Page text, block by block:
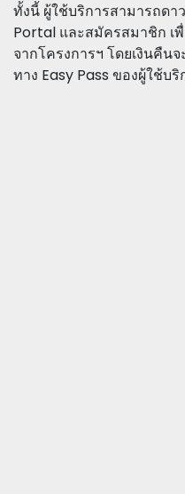
ทั้งนี้ ผู้ใช้บริการสามารถดา
Portal และสมัครสมาชิก เ
จากโครงการฯ โดยเงินคืน
ทาง Easy Pass ของผู้ใช้บ